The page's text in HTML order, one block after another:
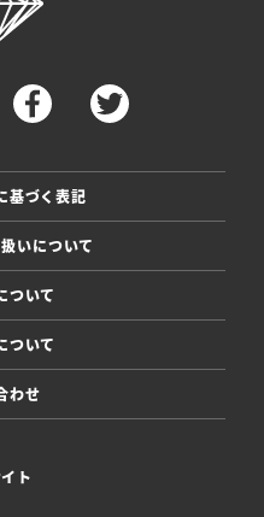
基づく表記
いについて
ついて
ついて
わせ
ト